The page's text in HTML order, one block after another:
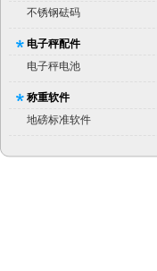
不锈钢砝码
电子秤配件
电子秤电池
称重软件
地磅标准软件